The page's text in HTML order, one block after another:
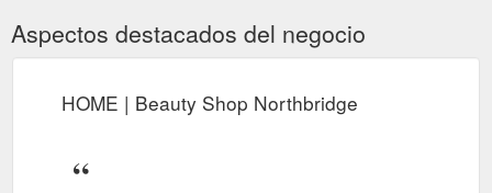
Aspectos destacados del negocio
HOME | Beauty Shop Northbridge